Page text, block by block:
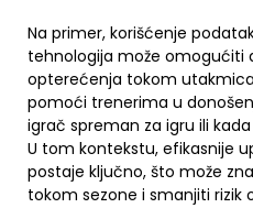
Na primer, korišćenje
tehnologija može omogućiti
opterećenja tokom
pomoći trenerima u
igrač spreman za igru ili
U tom kontekstu, efikasnije
postaje ključno, što može
tokom sezone i smanjiti rizik